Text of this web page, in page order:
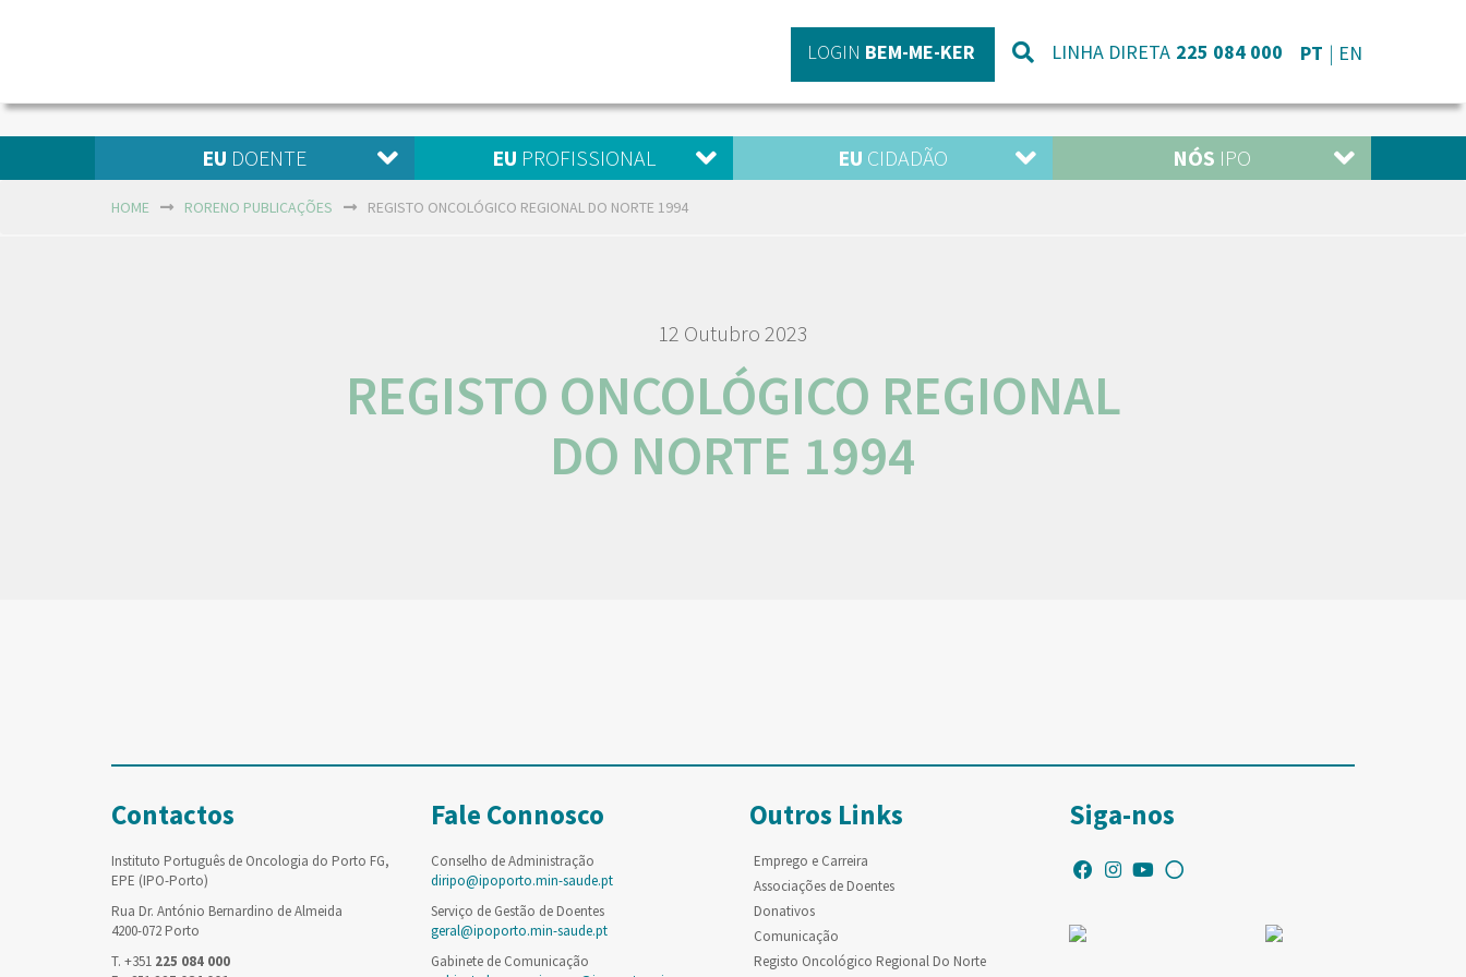
LOGIN BEM-ME-KER LINHA DIRETA 225 084 000 PT EN
EU DOENTE EU PROFISSIONAL EU CIDADÃO NÓS IPO
HOME RORENO PUBLICAÇÕES REGISTO ONCOLÓGICO REGIONAL DO NORTE 1994
12 Outubro 2023
REGISTO ONCOLÓGICO REGIONAL
DO NORTE 1994
Contactos
Instituto Português de Oncologia do Porto FG,
EPE (IPO-Porto)
Rua Dr. António Bernardino de Almeida
4200-072 Porto
T. +351 225 084 000
Fale Connosco
Conselho de Administração
diripo@ipoporto.min-saude.pt
Serviço de Gestão de Doentes
geral@ipoporto.min-saude.pt
Gabinete de Comunicação
Outros Links
Emprego e Carreira
Associações de Doentes
Donativos
Comunicação
Registo Oncológico Regional Do Norte
Siga-nos